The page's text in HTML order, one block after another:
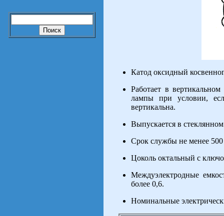
Катод оксидный
Работает в
лампы при условии,
вертикальна.
Выпускается в
Срок службы не менее 500
Цоколь октальный с
Междуэлектродные
более 0,6.
Номинальные